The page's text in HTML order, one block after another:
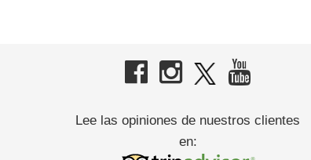
Lee las opiniones de nuestros clientes
en: